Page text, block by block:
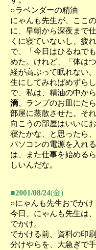
○ラベンダーの精油
にゃんも先生が、ここ
に、早朝から深夜まで
くに寝ていないし、疲
で、「今日はひるねで
めた。けれど、「体は
経が高ぶって眠れない
生にしてみればめずら
で、私は、精油の中から
滴 、ランプのお皿にた
部屋に蒸散させた。そ
向こうの部屋はいいに
寝たかな、と思ったら
パソコンの電源を入れ
は、また仕事を始める
しいんだな。
■2001/08/24(金)
○にゃんも先生おでかけ
今日、にゃんも先生は
でかけ。
でかける前、資料の印
分けやらを、大急ぎで手